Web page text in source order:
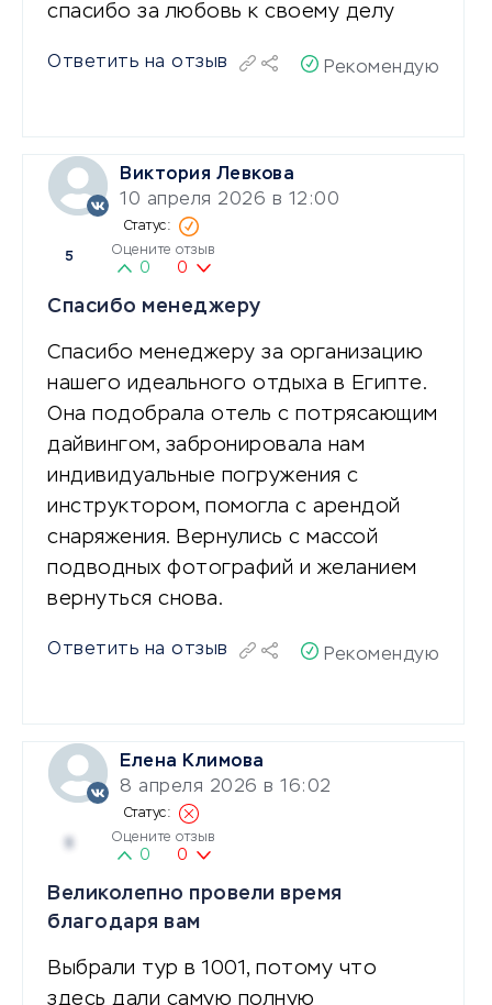
спасибо за любовь к своему делу
Ответить на отзыв Рекомендую
Виктория Левкова
10 апреля 2026 в 12:00
5 Оцените отзыв
0 0
Спасибо менеджеру
Спасибо менеджеру за организацию
нашего идеального отдыха в Египте.
Она подобрала отель с потрясающим
дайвингом, забронировала нам
индивидуальные погружения с
инструктором, помогла с арендой
снаряжения. Вернулись с массой
подводных фотографий и желанием
вернуться снова.
Ответить на отзыв Рекомендую
Елена Климова
8 апреля 2026 в 16:02
Оцените отзыв
0 0
Великолепно провели время
благодаря вам
Выбрали тур в 1001, потому что
здесь дали самую полную